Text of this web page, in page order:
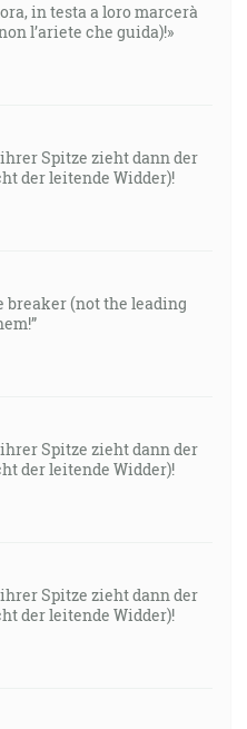
in testa a loro marcerà
l’ariete che guida)!»
Spitze zieht dann der
der leitende Widder)!
breaker (not the leading
Spitze zieht dann der
der leitende Widder)!
Spitze zieht dann der
der leitende Widder)!